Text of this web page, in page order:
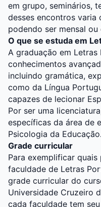
em grupo, seminários,
desses encontros
podendo ser mensal ou
O que se estuda em
A graduação em
conhecimentos
incluindo gramática,
como da Língua
capazes de lecionar
Por ser uma
específicas da área de
Psicologia da Educação.
Grade curricular
Para exemplificar
faculdade de Letras
grade curricular do
Universidade Cruzeiro
cada faculdade tem